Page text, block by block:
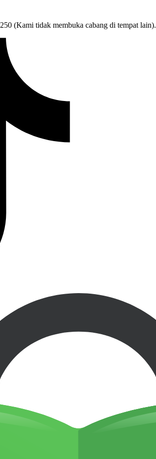
(Kami tidak membuka cabang di tempat lain).